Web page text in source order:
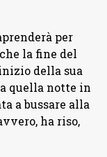
per
la fine del
della sua
quella notte in
a bussare alla
ha riso,